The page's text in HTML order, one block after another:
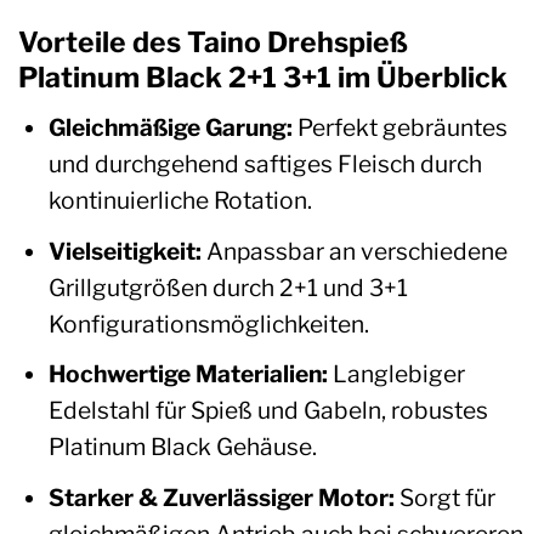
Vorteile des Taino Drehspieß
Platinum Black 2+1 3+1 im Überblick
Gleichmäßige Garung: Perfekt gebräuntes
und durchgehend saftiges Fleisch durch
kontinuierliche Rotation.
Vielseitigkeit: Anpassbar an verschiedene
Grillgutgrößen durch 2+1 und 3+1
Konfigurationsmöglichkeiten.
Hochwertige Materialien: Langlebiger
Edelstahl für Spieß und Gabeln, robustes
Platinum Black Gehäuse.
Starker & Zuverlässiger Motor: Sorgt für